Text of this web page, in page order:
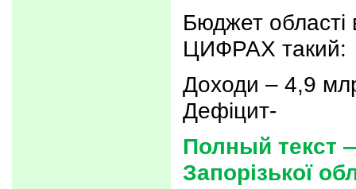
Бюджет
ЦИФРАХ такий:
Доходи – 4,9
Дефіцит-
Полный текст
Запорізької